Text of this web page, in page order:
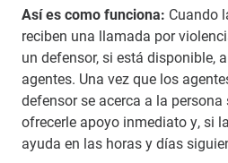
Así es como funciona: Cuando
reciben una llamada por
un defensor, si está disponible,
agentes. Una vez que los
defensor se acerca a la
ofrecerle apoyo inmediato y, si
ayuda en las horas y días